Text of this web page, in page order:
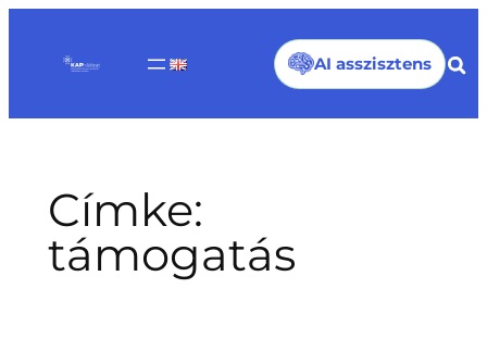
tartalomhoz
AI asszisztens
Címke:
támogatás